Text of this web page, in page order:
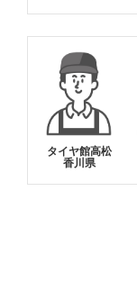
タイヤ館高松
香川県